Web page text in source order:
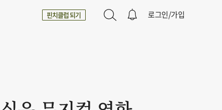
핀치클럽 되기 로그인/가입